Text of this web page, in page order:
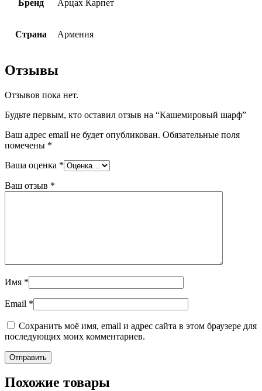
Бренд Арцах Карпет
Страна Армения
Отзывы
Отзывов пока нет.
Будьте первым, кто оставил отзыв на “Кашемировый шарф”
Ваш адрес email не будет опубликован. Обязательные поля
помечены *
Ваша оценка *
Ваш отзыв *
Имя *
Email *
Сохранить моё имя, email и адрес сайта в этом браузере для
последующих моих комментариев.
Похожие товары